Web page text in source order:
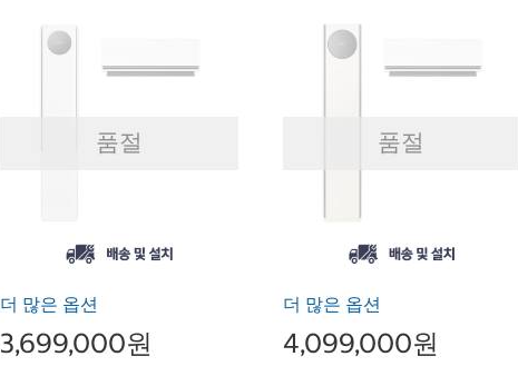
품절
더 많은 옵션
3,699,000원
품절
더 많은 옵션
4,099,000원